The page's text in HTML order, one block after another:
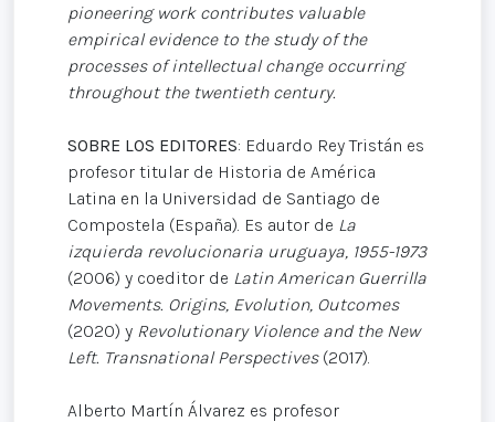
pioneering work contributes valuable
empirical evidence to the study of the
processes of intellectual change occurring
throughout the twentieth century.
SOBRE LOS EDITORES: Eduardo Rey Tristán es
profesor titular de Historia de América
Latina en la Universidad de Santiago de
Compostela (España). Es autor de La
izquierda revolucionaria uruguaya, 1955-1973
(2006) y coeditor de Latin American Guerrilla
Movements. Origins, Evolution, Outcomes
(2020) y Revolutionary Violence and the New
Left. Transnational Perspectives(2017).
Alberto Martín Álvarez es profesor